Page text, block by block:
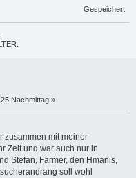
Gespeichert
Nachmittag »
zusammen mit meiner
Zeit und war auch nur in
Stefan, Farmer, den Hmanis,
soll wohl